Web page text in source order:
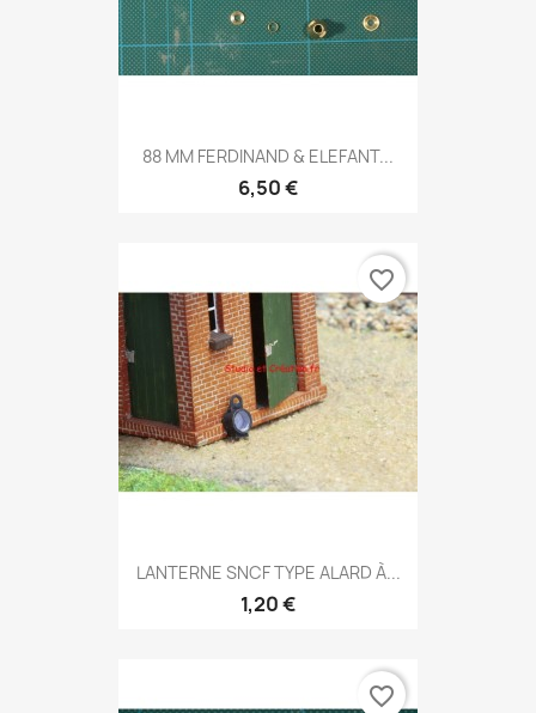
88 MM FERDINAND & ELEFANT...
6,50 €
LANTERNE SNCF TYPE ALARD À...
1,20 €
favorite_border
favorite_border